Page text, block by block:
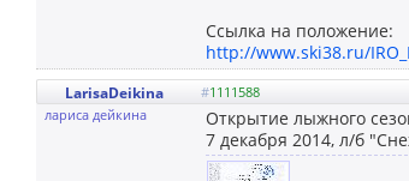
Ссылка на положение:
http://www.ski38.ru/
LarisaDeikina #1111588
лариса дейкина
Открытие лыжного
7 декабря 2014, л/б